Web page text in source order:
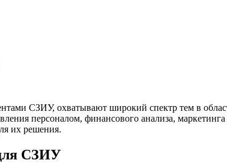
СЗИУ, охватывают широкий спектр тем в
персоналом, финансового анализа,
их решения.
СЗИУ